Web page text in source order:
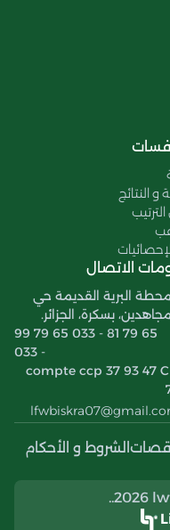
و النتائج
الاتصال
البرية القديمة حي
بسكرة، الجزائر.
99 79 65 033 - 81 79 65
033 -
compte ccp 37 93 47
الشروط و الأحكام